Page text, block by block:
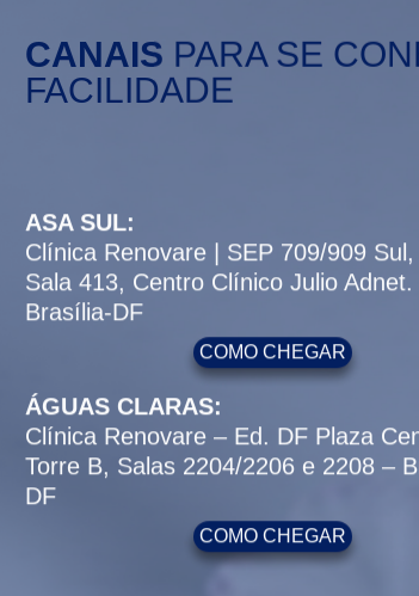
CANAIS PARA SE
FACILIDADE
ASA SUL:
Clínica Renovare | SEP 709/909 Sul,
Sala 413, Centro Clínico Julio Adnet.
Brasília-DF
COMO CHEGAR
ÁGUAS CLARAS:
Clínica Renovare – Ed. DF Plaza
Torre B, Salas 2204/2206 e 2208 –
DF
COMO CHEGAR